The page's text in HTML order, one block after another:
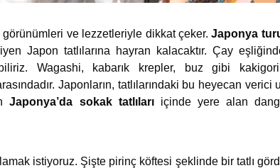
görünümleri ve lezzetleriyle dikkat çeker.Japonya
Japon tatlılarına hayran kalacaktır. Çay
Wagashi, kabarık krepler, buz gibi
Japonların, tatlılarındaki bu heyecan
Japonya’da sokak tatlıları içinde yere alan
istiyoruz. Şişte pirinç köftesi şeklinde bir tatlı